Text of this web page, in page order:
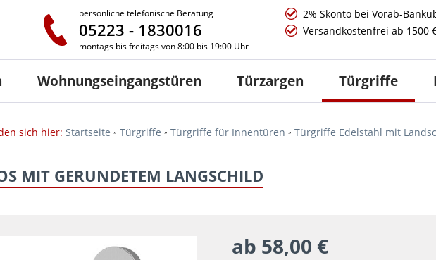
persönliche telefonische Beratung
05223 - 1830016
montags bis freitags von 8:00 bis 19:00 Uhr
2% Skonto bei Vorab-
Versandkostenfrei ab 1500
Wohnungseingangstüren Türzargen Türgriffe
sich hier: Startseite Türgriffe Türgriffe für Innentüren Türgriffe Edelstahl mit
MIT GERUNDETEM LANGSCHILD
ab 58,00 €